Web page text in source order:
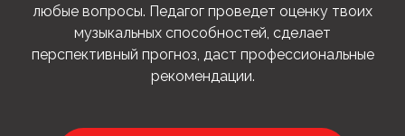
любые вопросы. Педагог проведет оценку твоих
музыкальных способностей, сделает
перспективный прогноз, даст профессиональные
рекомендации.